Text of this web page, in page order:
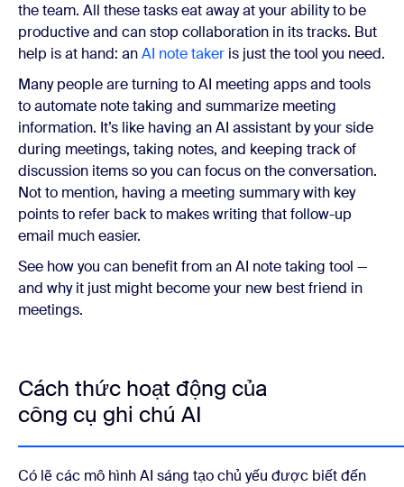
the team. All these tasks eat away at your ability to be
productive and can stop collaboration in its tracks. But
help is at hand: anAI note taker is just the tool you need.
Many people are turning to AI meeting apps and tools
to automate note taking and summarize meeting
information. It’s like having an AI assistant by your side
during meetings, taking notes, and keeping track of
discussion items so you can focus on the conversation.
Not to mention, having a meeting summary with key
points to refer back to makes writing that follow-up
email much easier.
See how you can benefit from an AI note taking tool —
and why it just might become your new best friend in
meetings.
Cách thức hoạt động của
công cụ ghi chú AI
Có lẽ các mô hình AI sáng tạo chủ yếu được biết đến